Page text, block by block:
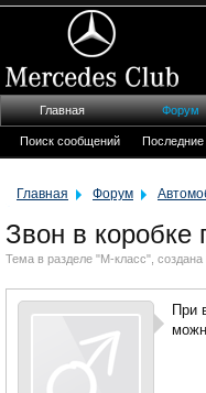
Главная Форум
Звон в коробке
Тема в разделе "M-класс", создана
При
Главная Форум
Поиск сообщений